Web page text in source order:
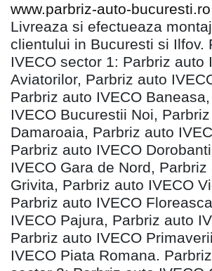
www.parbriz-auto-bucuresti.ro
Livreaza si efectueaza
clientului in Bucuresti si Ilfov.
IVECO sector 1: Parbriz auto
Aviatorilor, Parbriz auto
Parbriz auto IVECO
IVECO Bucurestii Noi,
Damaroaia, Parbriz auto
Parbriz auto IVECO
IVECO Gara de Nord, Parbriz
Grivita, Parbriz auto IVECO
Parbriz auto IVECO
IVECO Pajura, Parbriz auto
Parbriz auto IVECO
IVECO Piata Romana.